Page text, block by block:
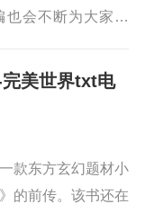
也会不断为大家更
出来，小编会第一
《完美世界...
美世界txt电
款东方玄幻题材小
的前传。该书还在